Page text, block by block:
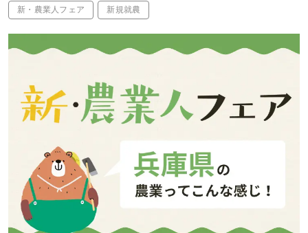
新・農業人フェア 新規就農